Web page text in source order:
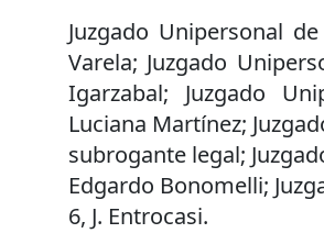
Juzgado Unipersonal
Varela; Juzgado
Igarzabal; Juzgado
Luciana Martínez;
subrogante legal;
Edgardo Bonomelli;
6, J. Entrocasi.